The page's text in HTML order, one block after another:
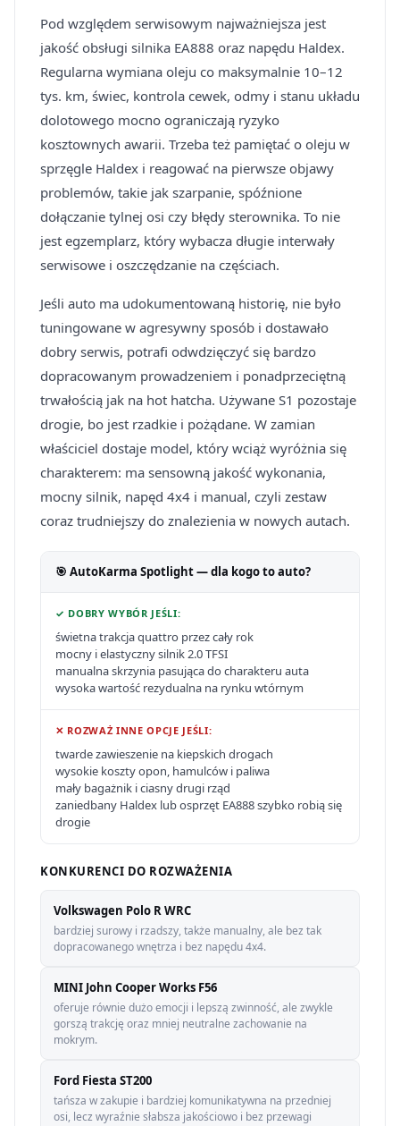
Pod względem serwisowym najważniejsza jest
jakość obsługi silnika EA888 oraz napędu Haldex.
Regularna wymiana oleju co maksymalnie 10–12
tys. km, świec, kontrola cewek, odmy i stanu układu
dolotowego mocno ograniczają ryzyko
kosztownych awarii. Trzeba też pamiętać o oleju w
sprzęgle Haldex i reagować na pierwsze objawy
problemów, takie jak szarpanie, spóźnione
dołączanie tylnej osi czy błędy sterownika. To nie
jest egzemplarz, który wybacza długie interwały
serwisowe i oszczędzanie na częściach.
Jeśli auto ma udokumentowaną historię, nie było
tuningowane w agresywny sposób i dostawało
dobry serwis, potrafi odwdzięczyć się bardzo
dopracowanym prowadzeniem i ponadprzeciętną
trwałością jak na hot hatcha. Używane S1 pozostaje
drogie, bo jest rzadkie i pożądane. W zamian
właściciel dostaje model, który wciąż wyróżnia się
charakterem: ma sensowną jakość wykonania,
mocny silnik, napęd 4x4 i manual, czyli zestaw
coraz trudniejszy do znalezienia w nowych autach.
🎯 AutoKarma Spotlight — dla kogo to auto?
✓ DOBRY WYBÓR JEŚLI:
świetna trakcja quattro przez cały rok
mocny i elastyczny silnik 2.0 TFSI
manualna skrzynia pasująca do charakteru auta
wysoka wartość rezydualna na rynku wtórnym
✕ ROZWAŻ INNE OPCJE JEŚLI:
twarde zawieszenie na kiepskich drogach
wysokie koszty opon, hamulców i paliwa
mały bagażnik i ciasny drugi rząd
zaniedbany Haldex lub osprzęt EA888 szybko robią się
drogie
KONKURENCI DO ROZWAŻENIA
Volkswagen Polo R WRC
bardziej surowy i rzadszy, także manualny, ale bez tak
dopracowanego wnętrza i bez napędu 4x4.
MINI John Cooper Works F56
oferuje równie dużo emocji i lepszą zwinność, ale zwykle
gorszą trakcję oraz mniej neutralne zachowanie na
mokrym.
Ford Fiesta ST200
tańsza w zakupie i bardziej komunikatywna na przedniej
osi, lecz wyraźnie słabsza jakościowo i bez przewagi